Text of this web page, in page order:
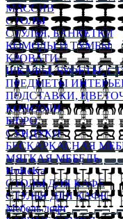
МАССИВ
СТОЛЫ
СТУЛЬЯ, БАНКЕТКИ
КОМОДЫ И ТУМБЫ
КРОВАТИ
ШКАФЫ, БУФЕТЫ,
ПРЕДМЕТЫ
ПОДСТАВКИ,
КОНСОЛИ
БЮРО
СУНДУКИ
БЕСКАРКАСНАЯ
МЯГКАЯ МЕБЕЛЬ
HoReKa
СТОЛЫ ДЛЯ КАФЕ
СТУЛЬЯ ДЛЯ КАФЕ
Мебель лофт